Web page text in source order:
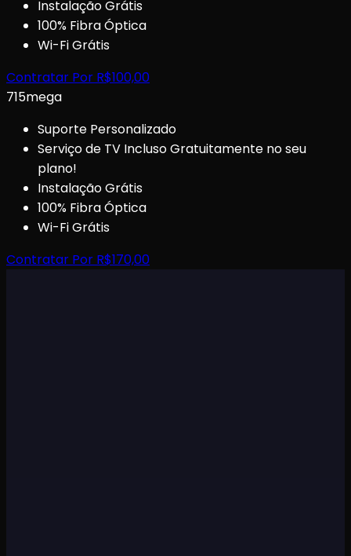
Instalação Grátis
100% Fibra Óptica
Wi-Fi Grátis
Contratar Por R$100,00
715mega
Suporte Personalizado
Serviço de TV Incluso Gratuitamente no seu
plano!
Instalação Grátis
100% Fibra Óptica
Wi-Fi Grátis
Contratar Por R$170,00